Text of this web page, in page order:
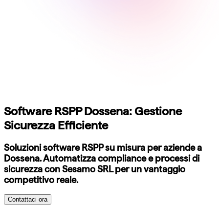
Software RSPP Dossena: Gestione
Sicurezza Efficiente
Soluzioni software RSPP su misura per aziende a
Dossena. Automatizza compliance e processi di
sicurezza con Sesamo SRL per un vantaggio
competitivo reale.
Contattaci ora